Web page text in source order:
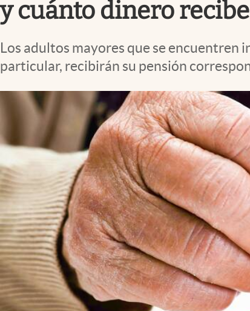
Tv
Espiritualidad
abre en nueva pestaña
y cuánto dinero
Los adultos mayores que se encuentren
particular, recibirán su pensión